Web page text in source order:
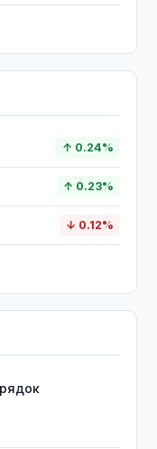
↑ 0.24%
↑ 0.23%
↓ 0.12%